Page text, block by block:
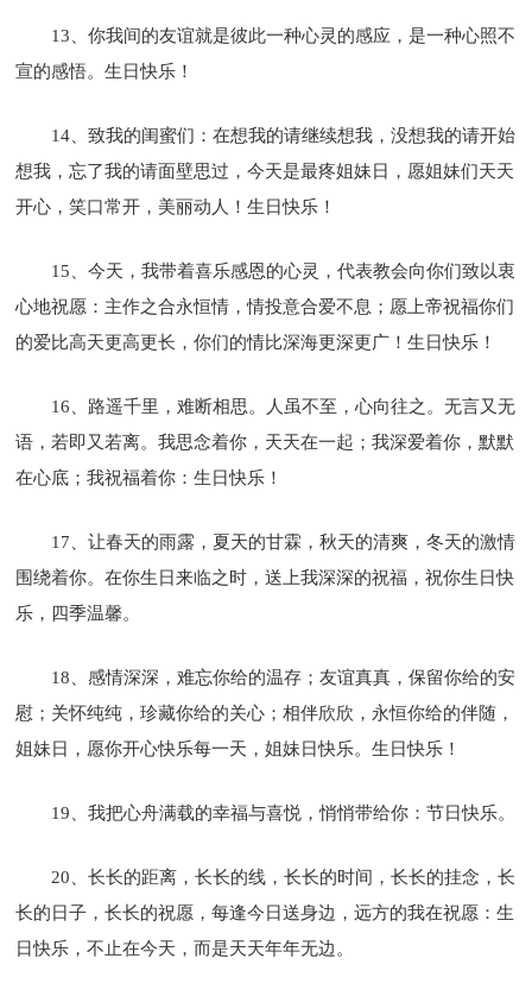
13、你我间的友谊就是彼此一种心灵的感应，是一种心照不
宣的感悟。生日快乐！
14、致我的闺蜜们：在想我的请继续想我，没想我的请开始
想我，忘了我的请面壁思过，今天是最疼姐妹日，愿姐妹们天天
开心，笑口常开，美丽动人！生日快乐！
15、今天，我带着喜乐感恩的心灵，代表教会向你们致以衷
心地祝愿：主作之合永恒情，情投意合爱不息；愿上帝祝福你们
的爱比高天更高更长，你们的情比深海更深更广！生日快乐！
16、路遥千里，难断相思。人虽不至，心向往之。无言又无
语，若即又若离。我思念着你，天天在一起；我深爱着你，默默
在心底；我祝福着你：生日快乐！
17、让春天的雨露，夏天的甘霖，秋天的清爽，冬天的激情
围绕着你。在你生日来临之时，送上我深深的祝福，祝你生日快
乐，四季温馨。
18、感情深深，难忘你给的温存；友谊真真，保留你给的安
慰；关怀纯纯，珍藏你给的关心；相伴欣欣，永恒你给的伴随，
姐妹日，愿你开心快乐每一天，姐妹日快乐。生日快乐！
19、我把心舟满载的幸福与喜悦，悄悄带给你：节日快乐。
20、长长的距离，长长的线，长长的时间，长长的挂念，长
长的日子，长长的祝愿，每逢今日送身边，远方的我在祝愿：生
日快乐，不止在今天，而是天天年年无边。